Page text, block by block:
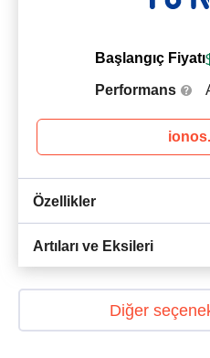
Başlangıç Fiyatı
Performans
Özellikler
Artıları ve Eksileri
Diğer